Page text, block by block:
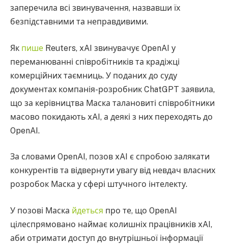
заперечила всі звинувачення, назвавши їх
безпідставними та неправдивими.
Як пише Reuters, xAI звинувачує OpenAI у
переманюванні співробітників та крадіжці
комерційних таємниць. У поданих до суду
документах компанія-розробник ChatGPT заявила,
що за керівництва Маска талановиті співробітники
масово покидають xAI, а деякі з них переходять до
OpenAI.
За словами OpenAI, позов xAI є спробою залякати
конкурентів та відвернути увагу від невдач власних
розробок Маска у сфері штучного інтелекту.
У позові Маска йдеться про те, що OpenAI
цілеспрямовано наймає колишніх працівників xAI,
аби отримати доступ до внутрішньої інформації